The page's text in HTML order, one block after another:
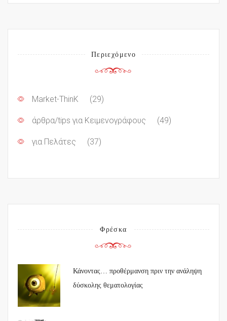
Περιεχόμενο
Market-ThinK (29)
άρθρα/tips για Κειμενογράφους (49)
για Πελάτες (37)
Φρέσκα
Κάνοντας… προθέρμανση πριν την ανάληψη
δύσκολης θεματολογίας